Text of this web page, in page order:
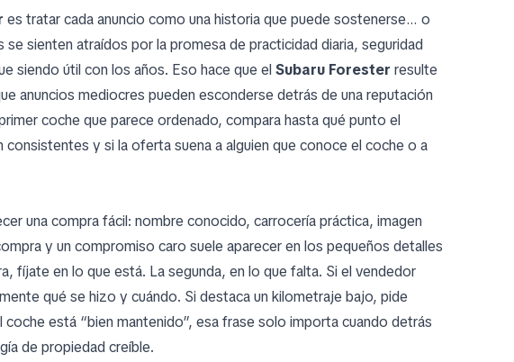
es tratar cada anuncio como una historia que puede sostenerse… o
sienten atraídos por la promesa de practicidad diaria, seguridad
siendo útil con los años. Eso hace que el Subaru Forester resulte
anuncios mediocres pueden esconderse detrás de una reputación
coche que parece ordenado, compara hasta qué punto el
y si la oferta suena a alguien que conoce el coche o a
una compra fácil: nombre conocido, carrocería práctica, imagen
y un compromiso caro suele aparecer en los pequeños detalles
fíjate en lo que está. La segunda, en lo que falta. Si el vendedor
qué se hizo y cuándo. Si destaca un kilometraje bajo, pide
está “bien mantenido”, esa frase solo importa cuando detrás
de propiedad creíble.